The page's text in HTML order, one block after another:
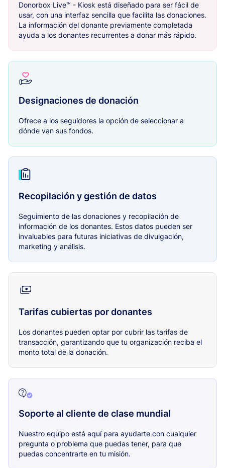
Donorbox Live™ - Kiosk está diseñado para ser fácil de
usar, con una interfaz sencilla que facilita las donaciones.
La información del donante previamente completada
ayuda a los donantes recurrentes a donar más rápido.
Designaciones de donación
Ofrece a los seguidores la opción de seleccionar a
dónde van sus fondos.
Recopilación y gestión de datos
Seguimiento de las donaciones y recopilación de
información de los donantes. Estos datos pueden ser
invaluables para futuras iniciativas de divulgación,
marketing y análisis.
Tarifas cubiertas por donantes
Los donantes pueden optar por cubrir las tarifas de
transacción, garantizando que tu organización reciba el
monto total de la donación.
Soporte al cliente de clase mundial
Nuestro equipo está aquí para ayudarte con cualquier
pregunta o problema que puedas tener, para que
puedas concentrarte en tu misión.